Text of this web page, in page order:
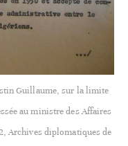
Guillaume, sur la limite
au ministre des Affaires
Archives diplomatiques de